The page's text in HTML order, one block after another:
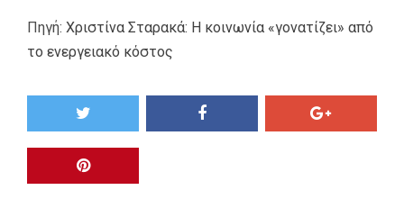
Πηγή: Χριστίνα Σταρακά: Η κοινωνία «γονατίζει» από
το ενεργειακό κόστος